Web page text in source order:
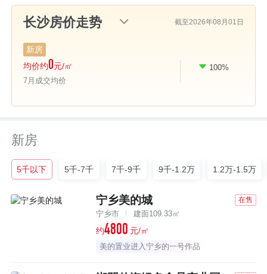
截至2026年08月01日
新房
均价约0元/㎡
7月成交均价
100%
新房
5千以下 5千-7千 7千-9千 9千-1.2万 1.2万-1.5万
宁乡美的城 在售
宁乡市 建面109.33㎡
约4800 元/㎡
美的置业进入宁乡的一号作品